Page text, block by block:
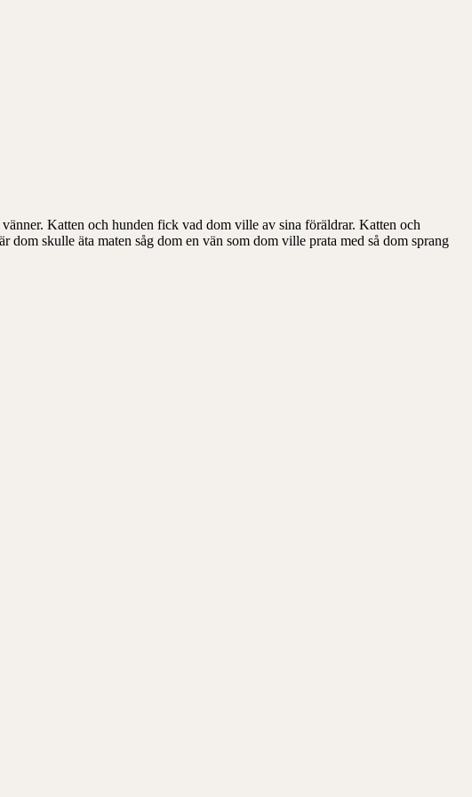
Katten och hunden fick vad dom ville av sina föräldrar. Katten och
dom skulle äta maten såg dom en vän som dom ville prata med så dom sprang